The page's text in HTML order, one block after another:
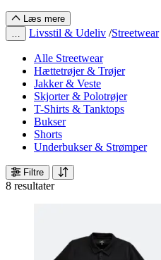
Læs mere
…
Livsstil & Udeliv /Streetwear
Alle Streetwear
Hættetrøjer & Trøjer
Jakker & Veste
Skjorter & Polotrøjer
T-Shirts & Tanktops
Bukser
Shorts
Underbukser & Strømper
Filtre
8 resultater